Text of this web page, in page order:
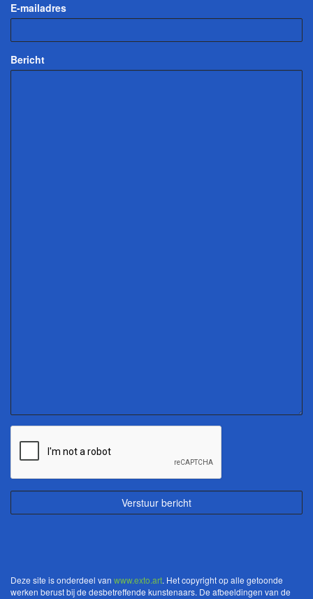
E-mailadres
Bericht
Deze site is onderdeel van www.exto.art. Het copyright op alle getoonde
werken berust bij de desbetreffende kunstenaars. De afbeeldingen van de